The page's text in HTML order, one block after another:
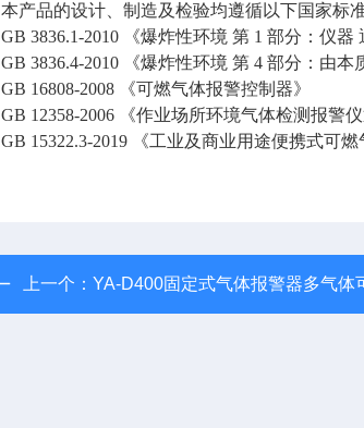
本产品的设计、制造及检验均遵循以下国家标准
GB 3836.1-2010 《爆炸性环境 第 1 部分：仪器
GB 3836.4-2010 《爆炸性环境 第 4 部分：由本
GB 16808-2008 《可燃气体报警控制器》
GB 12358-2006 《作业场所环境气体检测报警
GB 15322.3-2019 《工业及商业用途便携式可燃
上一个： YA-D400固定式气体报警器多气体可选 可